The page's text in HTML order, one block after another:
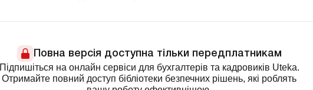
Повна версія доступна тільки передплатникам
Підпишіться на онлайн сервіси для бухгалтерів та кадровиків Uteka.
Отримайте повний доступ бібліотеки безпечних рішень, які роблять